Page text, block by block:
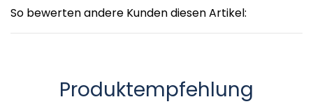
So bewerten andere Kunden diesen Artikel:
Produktempfehlung